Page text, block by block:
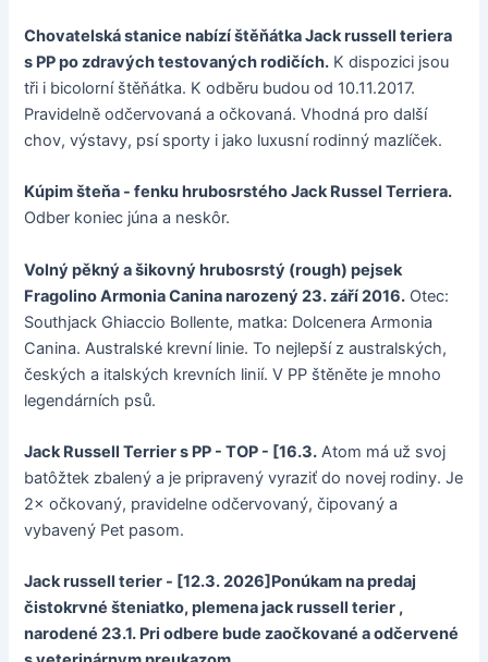
Chovatelská stanice nabízí štěňátka Jack russell teriera
s PP po zdravých testovaných rodičích. K dispozici jsou
tři i bicolorní štěňátka. K odběru budou od 10.11.2017.
Pravidelně odčervovaná a očkovaná. Vhodná pro další
chov, výstavy, psí sporty i jako luxusní rodinný mazlíček.
Kúpim šteňa - fenku hrubosrstého Jack Russel Terriera.
Odber koniec júna a neskôr.
Volný pěkný a šikovný hrubosrstý (rough) pejsek
Fragolino Armonia Canina narozený 23. září 2016. Otec:
Southjack Ghiaccio Bollente, matka: Dolcenera Armonia
Canina. Australské krevní linie. To nejlepší z australských,
českých a italských krevních linií. V PP štěněte je mnoho
legendárních psů.
Jack Russell Terrier s PP - TOP - [16.3. Atom má už svoj
batôžtek zbalený a je pripravený vyraziť do novej rodiny. Je
2× očkovaný, pravidelne odčervovaný, čipovaný a
vybavený Pet pasom.
Jack russell terier - [12.3. 2026]Ponúkam na predaj
čistokrvné šteniatko, plemena jack russell terier ,
narodené 23.1. Pri odbere bude zaočkované a odčervené